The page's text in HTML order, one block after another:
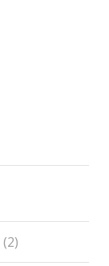
(2)